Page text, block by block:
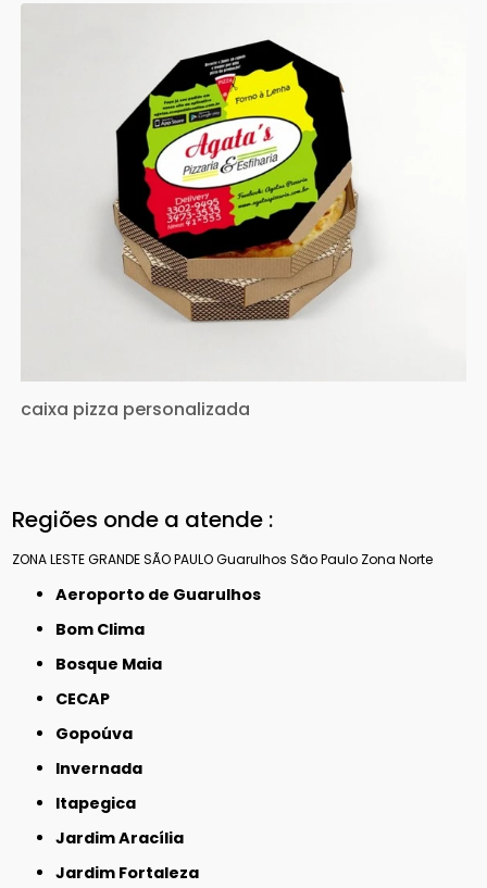
caixa pizza personalizada
Regiões onde a atende :
ZONA LESTEGRANDE SÃO PAULOGuarulhos São Paulo Zona Norte
Aeroporto de Guarulhos
Bom Clima
Bosque Maia
CECAP
Gopoúva
Invernada
Itapegica
Jardim Aracília
Jardim Fortaleza